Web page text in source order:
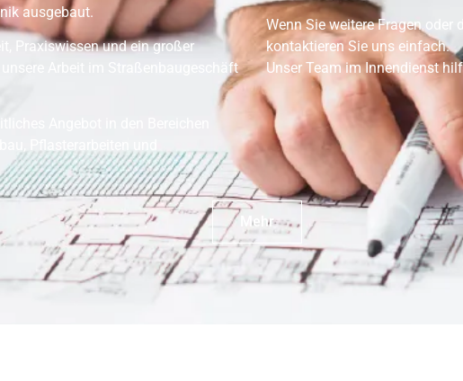
ausgebaut.
Praxiswissen und ein großer
Arbeit im Straßenbaugeschäft
Angebot in den Bereichen
Pflasterarbeiten und
Wenn Sie weitere Fragen
kontaktieren Sie uns einfach.
Unser Team im Innendienst
Mehr